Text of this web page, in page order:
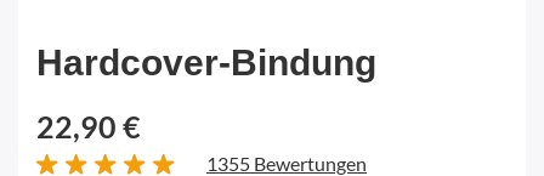
Hardcover-Bindung
22,90 €
1355 Bewertungen